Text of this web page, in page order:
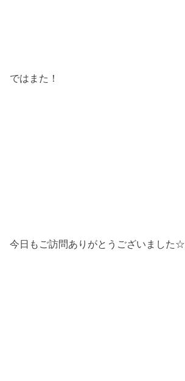
ではまた！
今日もご訪問ありがとうございました☆